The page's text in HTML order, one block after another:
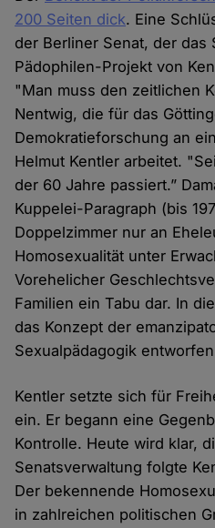
200 Seiten dick. Eine
der Berliner Senat, der das
Pädophilen-Projekt von
"Man muss den zeitlichen
Nentwig, die für das
Demokratieforschung an
Helmut Kentler arbeitet.
der 60 Jahre passiert.”
Kuppelei-Paragraph (bis
Doppelzimmer nur an
Homosexualität unter
Vorehelicher
Familien ein Tabu dar. In
das Konzept der
Sexualpädagogik
Kentler setzte sich für
ein. Er begann eine
Kontrolle. Heute wird klar,
Senatsverwaltung folgte
Der bekennende
in zahlreichen politischen